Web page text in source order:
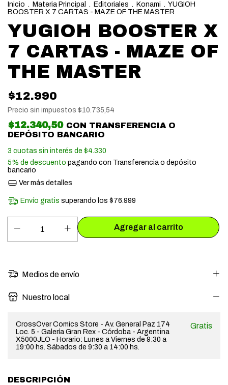
Inicio . Materia Principal . Editoriales . Konami . YUGIOH
BOOSTER X 7 CARTAS - MAZE OF THE MASTER
YUGIOH BOOSTER X
7 CARTAS - MAZE OF
THE MASTER
$12.990
Precio sin impuestos $10.735,54
$12.340,50 CON TRANSFERENCIA O
DEPÓSITO BANCARIO
3 cuotas sin interés de $4.330
5% de descuento pagando con Transferencia o depósito
bancario
Ver más detalles
Envío gratis superando los$76.999
Medios de envío
Nuestro local
CrossOver Comics Store - Av. General Paz 174
Loc. 5 - Galería Gran Rex - Córdoba - Argentina
X5000JLO - Horario: Lunes a Viernes de 9:30 a
19:00 hs. Sábados de 9:30 a 14:00 hs.
Gratis
DESCRIPCIÓN